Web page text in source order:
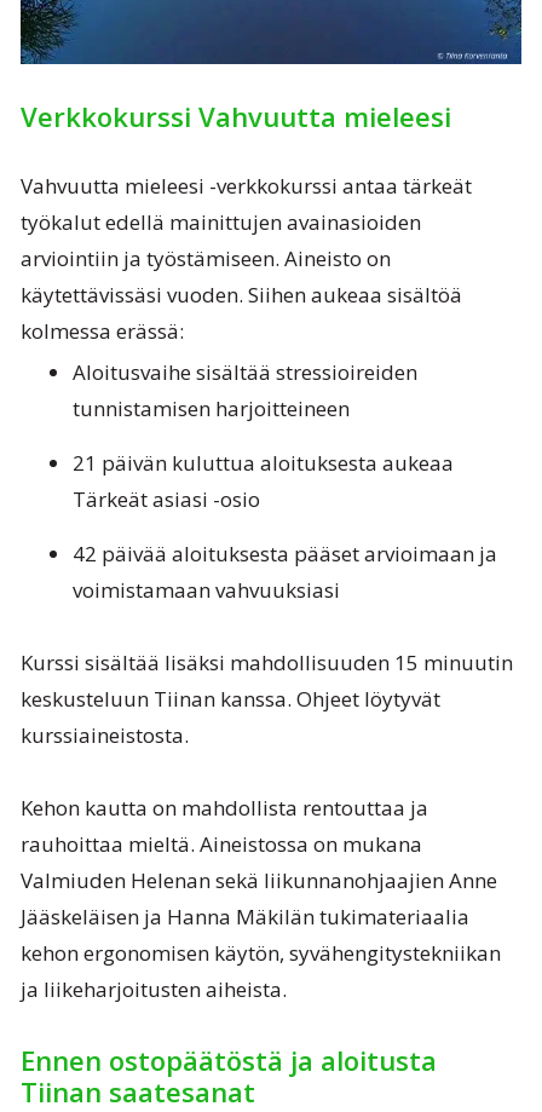
Verkkokurssi Vahvuutta mieleesi
Vahvuutta mieleesi -verkkokurssi antaa tärkeät
työkalut edellä mainittujen avainasioiden
arviointiin ja työstämiseen. Aineisto on
käytettävissäsi vuoden. Siihen aukeaa sisältöä
kolmessa erässä:
Aloitusvaihe sisältää stressioireiden
tunnistamisen harjoitteineen
21 päivän kuluttua aloituksesta aukeaa
Tärkeät asiasi -osio
42 päivää aloituksesta pääset arvioimaan ja
voimistamaan vahvuuksiasi
Kurssi sisältää lisäksi mahdollisuuden 15 minuutin
keskusteluun Tiinan kanssa. Ohjeet löytyvät
kurssiaineistosta.
Kehon kautta on mahdollista rentouttaa ja
rauhoittaa mieltä. Aineistossa on mukana
Valmiuden Helenan sekä liikunnanohjaajien Anne
Jääskeläisen ja Hanna Mäkilän tukimateriaalia
kehon ergonomisen käytön, syvähengitystekniikan
ja liikeharjoitusten aiheista.
Ennen ostopäätöstä ja aloitusta
Tiinan saatesanat